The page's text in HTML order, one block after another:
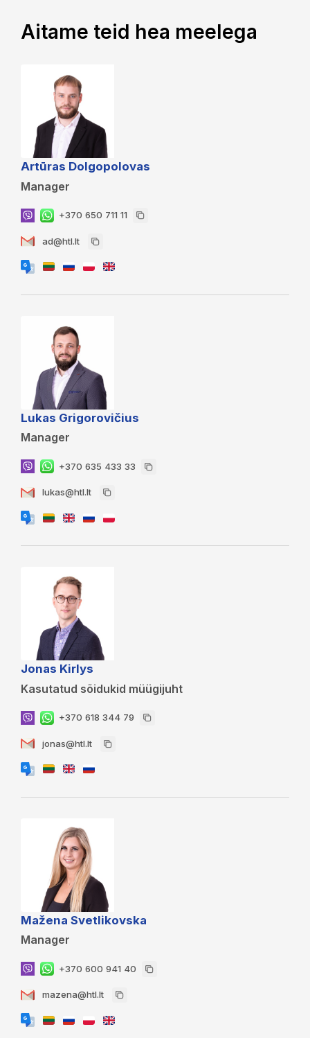
Aitame teid hea meelega
Artūras Dolgopolovas
Manager
+370 650 711 11
ad@htl.lt
Lukas Grigorovičius
Manager
+370 635 433 33
lukas@htl.lt
Jonas Kirlys
Kasutatud sõidukid müügijuht
+370 618 344 79
jonas@htl.lt
Mažena Svetlikovska
Manager
+370 600 941 40
mazena@htl.lt